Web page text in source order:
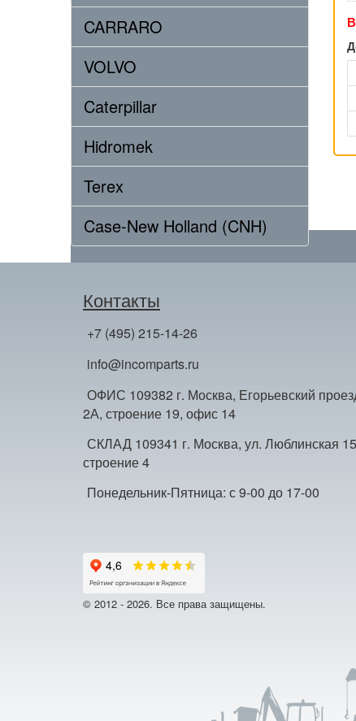
CARRARO
VOLVO
Caterpillar
Hidromek
Terex
Case-New Holland (CNH)
Контакты
+7 (495) 215-14-26
info@incomparts.ru
ОФИС 109382 г. Москва, Егорьевский
2А, строение 19, офис 14
СКЛАД 109341 г. Москва, ул. Люблинская
строение 4
Понедельник-Пятница: с 9-00 до 17-00
© 2012 - 2026. Все права защищены.